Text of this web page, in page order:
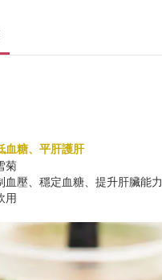
血糖、平肝護肝
菊
血壓、穩定血糖、提升肝臟能力
用